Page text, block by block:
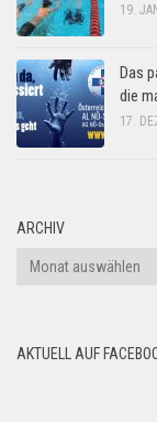
19.
Das
die
17.
ARCHIV
Archiv
AKTUELL AUF